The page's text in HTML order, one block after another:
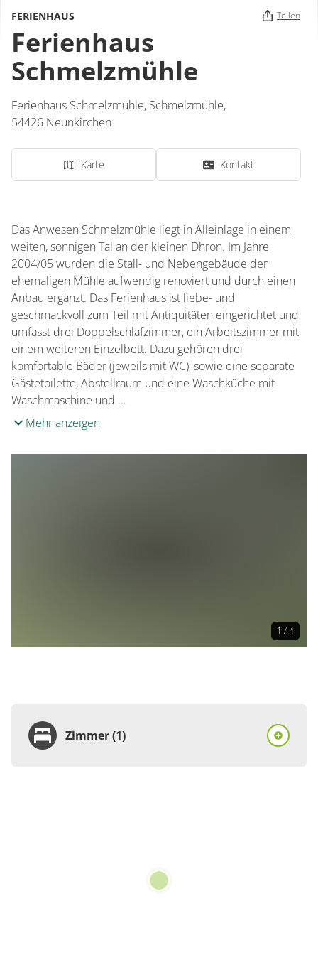
FERIENHAUS Teilen
Ferienhaus
Schmelzmühle
Ferienhaus Schmelzmühle, Schmelzmühle,
54426 Neunkirchen
Karte Kontakt
Das Anwesen Schmelzmühle liegt in Alleinlage in einem
weiten, sonnigen Tal an der kleinen Dhron. Im Jahre
2004/05 wurden die Stall- und Nebengebäude der
ehemaligen Mühle aufwendig renoviert und durch einen
Anbau ergänzt. Das Ferienhaus ist liebe- und
geschmackvoll zum Teil mit Antiquitäten eingerichtet und
umfasst drei Doppelschlafzimmer, ein Arbeitszimmer mit
einem weiteren Einzelbett. Dazu gehören drei
komfortable Bäder (jeweils mit WC), sowie eine separate
Gästetoilette, Abstellraum und eine Waschküche mit
Waschmaschine und …
Mehr anzeigen
1 / 4
Zimmer (1)